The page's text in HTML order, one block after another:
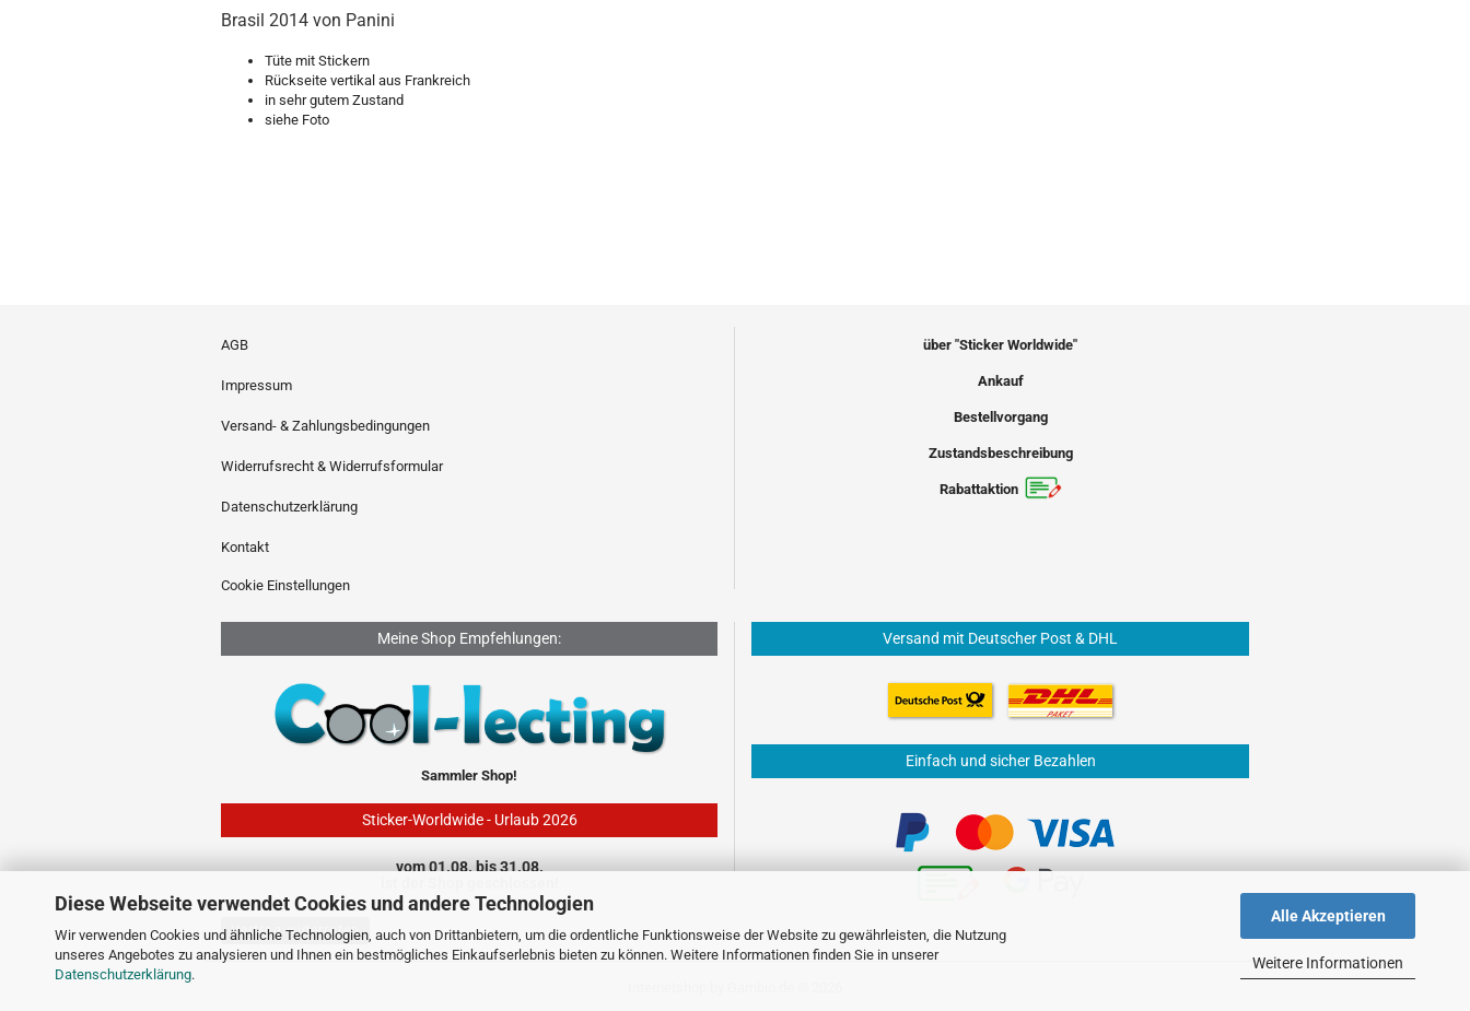
Diese Webseite verwendet Cookies und andere Technologien
Wir verwenden Cookies und ähnliche Technologien, auch von Drittanbietern, um die ordentliche Funktionsweise der Website zu gewährleisten, die Nutzung
unseres Angebotes zu analysieren und Ihnen ein bestmögliches Einkaufserlebnis bieten zu können. Weitere Informationen finden Sie in unserer
Datenschutzerklärung.
Alle Akzeptieren
Weitere Informationen
Brasil 2014 von Panini
Tüte mit Stickern
Rückseite vertikal aus Frankreich
in sehr gutem Zustand
siehe Foto
AGB
Impressum
Versand- & Zahlungsbedingungen
Widerrufsrecht & Widerrufsformular
Datenschutzerklärung
Kontakt
Cookie Einstellungen
über "Sticker Worldwide"
Ankauf
Bestellvorgang
Zustandsbeschreibung
Rabattaktion
Meine Shop Empfehlungen:
Sammler Shop!
Sticker-Worldwide - Urlaub 2026
vom 01.08. bis 31.08.
Versand mit Deutscher Post & DHL
Einfach und sicher Bezahlen
Vertrag widerrufen